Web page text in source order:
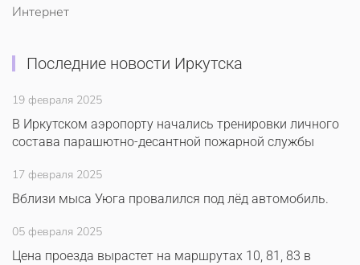
Интернет
Последние новости Иркутска
19 февраля 2025
В Иркутском аэропорту начались тренировки личного
состава парашютно-десантной пожарной службы
17 февраля 2025
Вблизи мыса Уюга провалился под лёд автомобиль.
05 февраля 2025
Цена проезда вырастет на маршрутах 10, 81, 83 в